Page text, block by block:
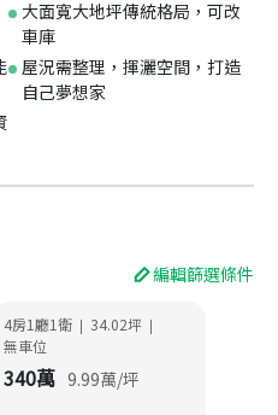
大面寬大地坪傳統格局，可改
車庫
屋況需整理，揮灑空間，打造
自己夢想家
編輯篩選條件
4房1廳1衛 | 34.02坪 |
無車位
340萬 9.99萬/坪